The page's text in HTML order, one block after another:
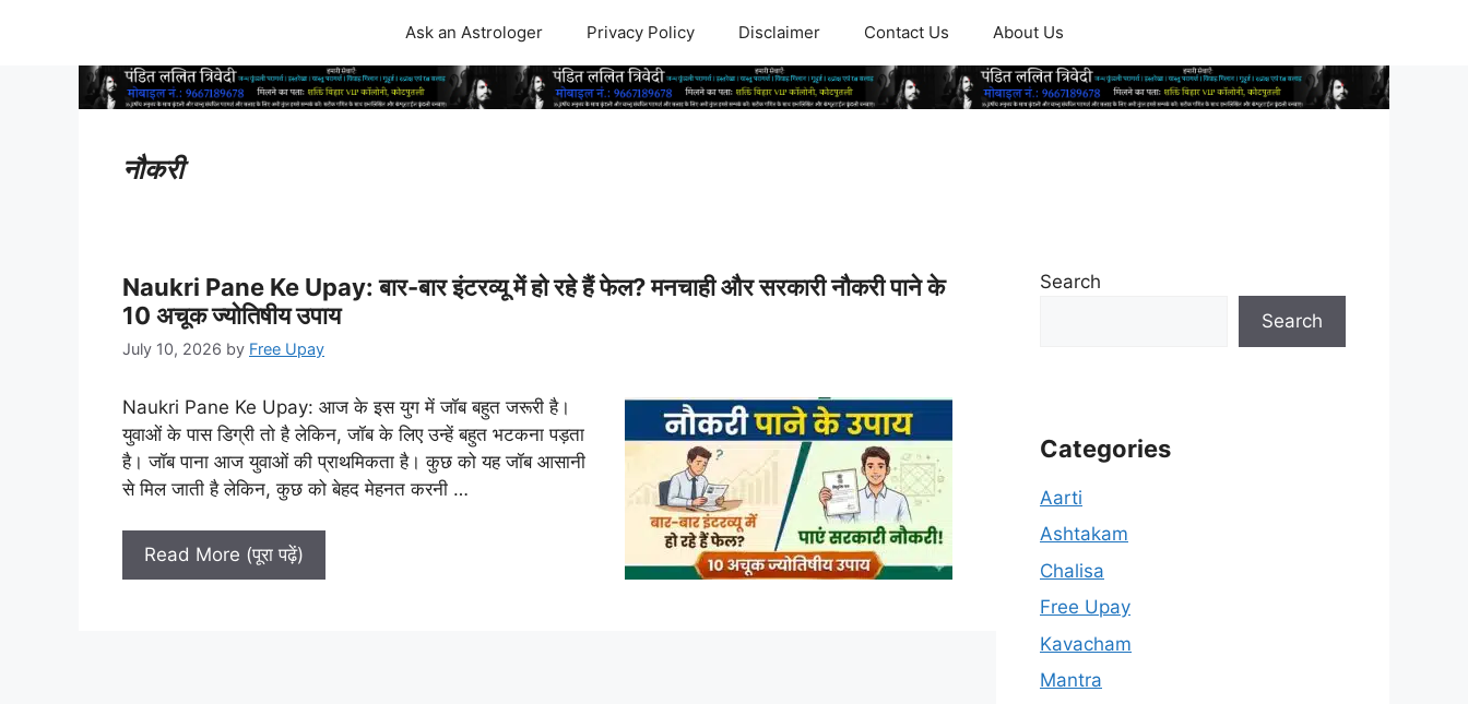
Ask an Astrologer Privacy Policy Disclaimer Contact Us About Us
नौकरी
Naukri Pane Ke Upay: बार-बार इंटरव्यू में हो रहे हैं फेल? मनचाही और सरकारी नौकरी पाने के
10 अचूक ज्योतिषीय उपाय
July 10, 2026 by Free Upay
Naukri Pane Ke Upay: आज के इस युग में जॉब बहुत जरूरी है।
युवाओं के पास डिग्री तो है लेकिन, जॉब के लिए उन्हें बहुत भटकना पड़ता
है। जॉब पाना आज युवाओं की प्राथमिकता है। कुछ को यह जॉब आसानी
से मिल जाती है लेकिन, कुछ को बेहद मेहनत करनी …
Read More (पूरा पढ़ें)
Search
Search
Categories
Aarti
Ashtakam
Chalisa
Free Upay
Kavacham
Mantra